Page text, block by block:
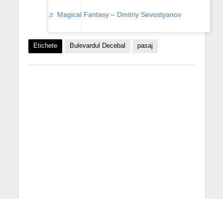
♬ Magical Fantasy – Dmitriy Sevostyanov
Etichete Bulevardul Decebal pasaj